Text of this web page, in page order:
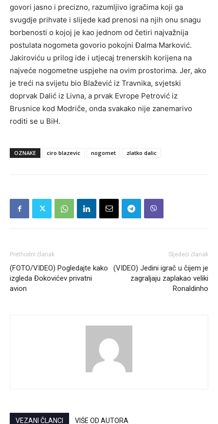
govori jasno i precizno, razumljivo igračima koji ga
svugdje prihvate i slijede kad prenosi na njih onu snagu
borbenosti o kojoj je kao jednom od četiri najvažnija
postulata nogometa govorio pokojni Đalma Marković.
Jakiroviću u prilog ide i utjecaj trenerskih korijena na
najveće nogometne uspjehe na ovim prostorima. Jer, ako
je treći na svijetu bio Blažević iz Travnika, svjetski
doprvak Dalić iz Livna, a prvak Evrope Petrović iz
Brusnice kod Modriče, onda svakako nije zanemarivo
roditi se u BiH.
OZNAKE ciro blazevic nogomet zlatko dalic
Prethodni članak
(FOTO/VIDEO) Pogledajte kako
izgleda Đokovićev privatni
avion
Sljedeći članak
(VIDEO) Jedini igrač u čijem je
zagraljaju zaplakao veliki
Ronaldinho
VEZANI ČLANCI VIŠE OD AUTORA